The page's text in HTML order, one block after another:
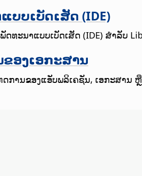
ບເບັດເສັດ (IDE)
ະນາແບບເບັດເສັດ (IDE) ສຳລັບ
ອງເອກະສານ
ານຂອງແອັບພລິເຄຊັນ, ເອກະສານ